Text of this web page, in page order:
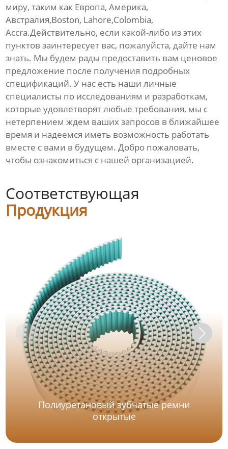
миру, таким как Европа, Америка,
Австралия,Boston, Lahore,Colombia,
Accra.Действительно, если какой-либо из этих
пунктов заинтересует вас, пожалуйста, дайте нам
знать. Мы будем рады предоставить вам ценовое
предложение после получения подробных
спецификаций. У нас есть наши личные
специалисты по исследованиям и разработкам,
которые удовлетворят любые требования, мы с
нетерпением ждем ваших запросов в ближайшее
время и надеемся иметь возможность работать
вместе с вами в будущем. Добро пожаловать,
чтобы ознакомиться с нашей организацией.
Соответствующая
Продукция
Полиуретановый зубчатые ремни
открытые